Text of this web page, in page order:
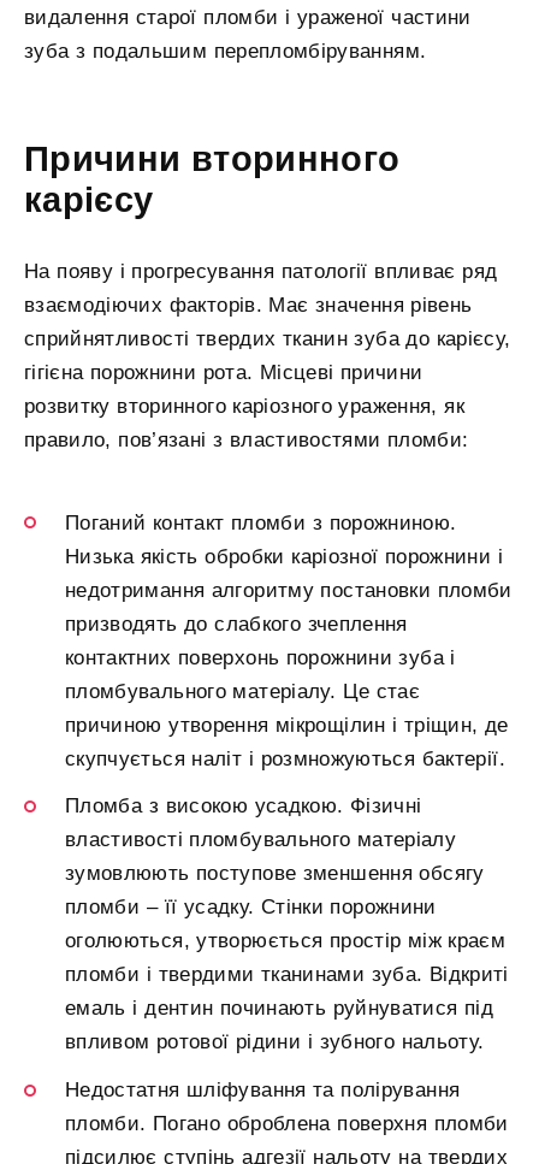
видалення старої пломби і ураженої частини
зуба з подальшим перепломбіруванням.
Причини вторинного
карієсу
На появу і прогресування патології впливає ряд
взаємодіючих факторів. Має значення рівень
сприйнятливості твердих тканин зуба до карієсу,
гігієна порожнини рота. Місцеві причини
розвитку вторинного каріозного ураження, як
правило, пов’язані з властивостями пломби:
Поганий контакт пломби з порожниною.
Низька якість обробки каріозної порожнини і
недотримання алгоритму постановки пломби
призводять до слабкого зчеплення
контактних поверхонь порожнини зуба і
пломбувального матеріалу. Це стає
причиною утворення мікрощілин і тріщин, де
скупчується наліт і розмножуються бактерії.
Пломба з високою усадкою. Фізичні
властивості пломбувального матеріалу
зумовлюють поступове зменшення обсягу
пломби – її усадку. Стінки порожнини
оголюються, утворюється простір між краєм
пломби і твердими тканинами зуба. Відкриті
емаль і дентин починають руйнуватися під
впливом ротової рідини і зубного нальоту.
Недостатня шліфування та полірування
пломби. Погано оброблена поверхня пломби
підсилює ступінь адгезії нальоту на твердих